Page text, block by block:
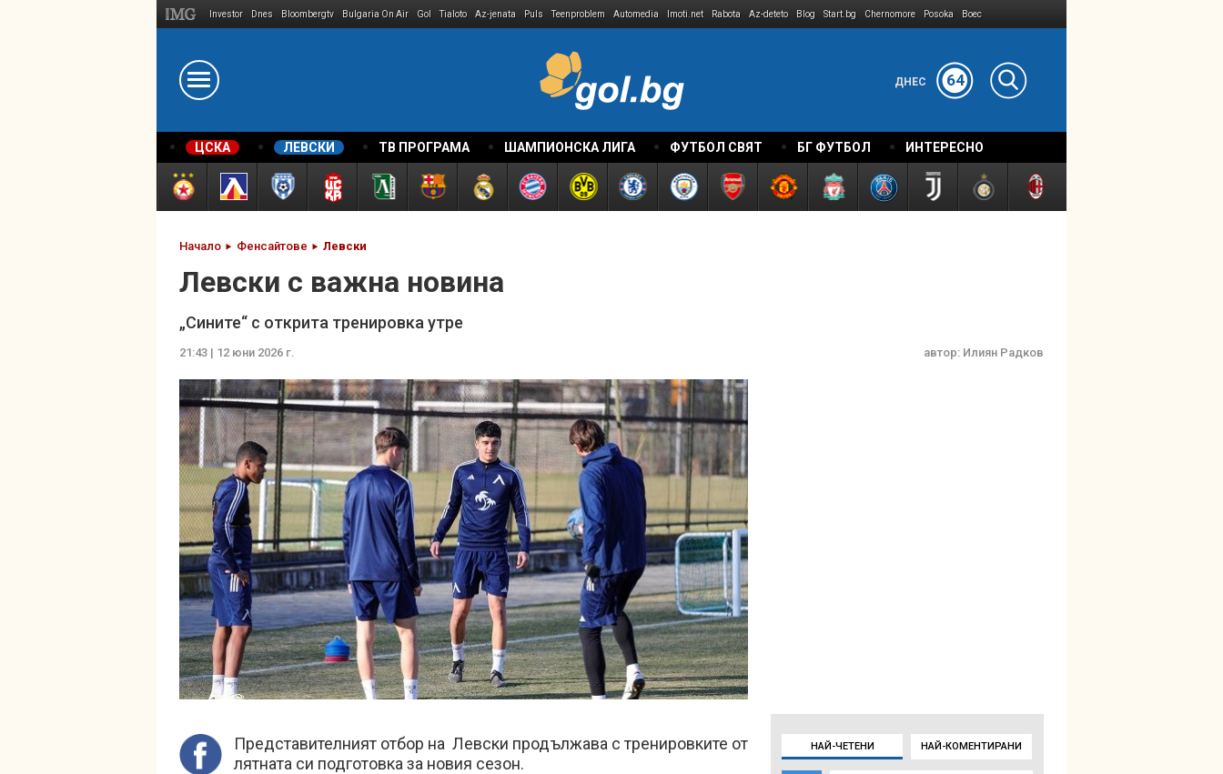
Investor Dnes Bloombergtv Bulgaria On Air Gol Tialoto Az-jenata Puls Teenproblem Automedia Imoti.net Rabota Az-deteto Blog Start.bg Chernomore Posoka Boec
ДНЕС 64
ЦСКА ЛЕВСКИ ТВ ПРОГРАМА ШАМПИОНСКА ЛИГА ФУТБОЛ СВЯТ БГ ФУТБОЛ ИНТЕРЕСНО
Начало Фенсайтове Левски
Левски с важна новина
„Сините“ с открита тренировка утре
21:43 | 12 юни 2026 г. автор: Илиян Радков
Представителният отбор на Левски продължава с тренировките от
лятната си подготовка за новия сезон.
НАЙ-ЧЕТЕНИ НАЙ-КОМЕНТИРАНИ